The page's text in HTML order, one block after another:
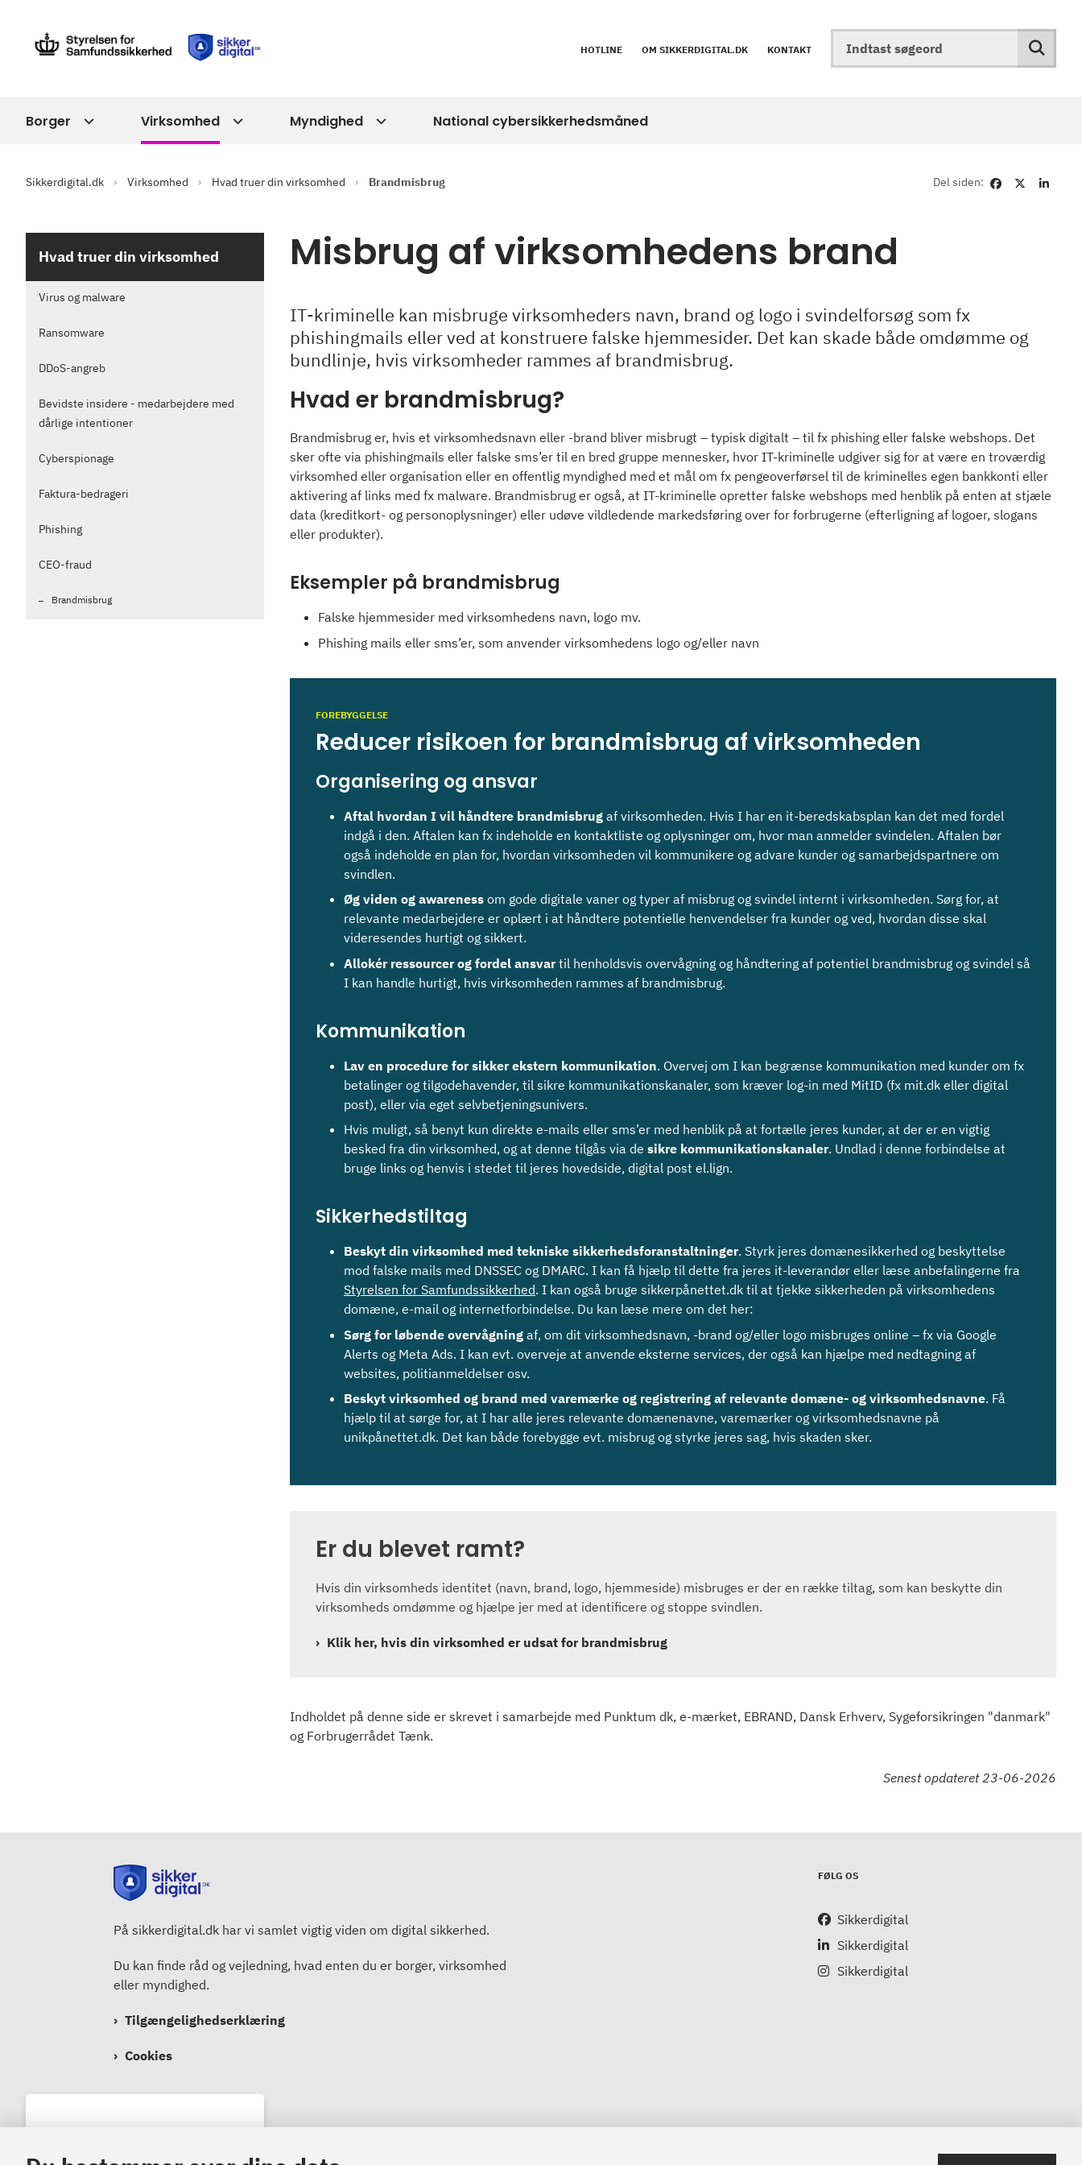
HOTLINE OM SIKKERDIGITAL.DK KONTAKT
Borger Virksomhed Myndighed National cybersikkerhedsmåned
Sikkerdigital.dk Virksomhed Hvad truer din virksomhed Brandmisbrug Del siden:
Hvad truer din virksomhed
Virus og malware
Ransomware
DDoS-angreb
Bevidste insidere - medarbejdere med
dårlige intentioner
Cyberspionage
Faktura-bedrageri
Phishing
CEO-fraud
Brandmisbrug
Misbrug af virksomhedens brand
IT-kriminelle kan misbruge virksomheders navn, brand og logo i svindelforsøg som fx
phishingmails eller ved at konstruere falske hjemmesider. Det kan skade både omdømme og
bundlinje, hvis virksomheder rammes af brandmisbrug.
Hvad er brandmisbrug?
Brandmisbrug er, hvis et virksomhedsnavn eller -brand bliver misbrugt – typisk digitalt – til fx phishing eller falske webshops. Det
sker ofte via phishingmails eller falske sms’er til en bred gruppe mennesker, hvor IT-kriminelle udgiver sig for at være en troværdig
virksomhed eller organisation eller en offentlig myndighed med et mål om fx pengeoverførsel til de kriminelles egen bankkonti eller
aktivering af links med fx malware. Brandmisbrug er også, at IT-kriminelle opretter falske webshops med henblik på enten at stjæle
data (kreditkort- og personoplysninger) eller udøve vildledende markedsføring over for forbrugerne (efterligning af logoer, slogans
eller produkter).
Eksempler på brandmisbrug
Falske hjemmesider med virksomhedens navn, logo mv.
Phishing mails eller sms’er, som anvender virksomhedens logo og/eller navn
FOREBYGGELSE
Reducer risikoen for brandmisbrug af virksomheden
Organisering og ansvar
Aftal hvordan I vil håndtere brandmisbrug af virksomheden. Hvis I har en it-beredskabsplan kan det med fordel
indgå i den. Aftalen kan fx indeholde en kontaktliste og oplysninger om, hvor man anmelder svindelen. Aftalen bør
også indeholde en plan for, hvordan virksomheden vil kommunikere og advare kunder og samarbejdspartnere om
svindlen.
Øg viden og awareness om gode digitale vaner og typer af misbrug og svindel internt i virksomheden. Sørg for, at
relevante medarbejdere er oplært i at håndtere potentielle henvendelser fra kunder og ved, hvordan disse skal
videresendes hurtigt og sikkert.
Allokér ressourcer og fordel ansvartil henholdsvis overvågning og håndtering af potentiel brandmisbrug og svindel så
I kan handle hurtigt, hvis virksomheden rammes af brandmisbrug.
Kommunikation
Lav en procedure for sikker ekstern kommunikation. Overvej om I kan begrænse kommunikation med kunder om fx
betalinger og tilgodehavender, til sikre kommunikationskanaler, som kræver log-in med MitID (fx mit.dk eller digital
post), eller via eget selvbetjeningsunivers.
Hvis muligt, så benyt kun direkte e-mails eller sms’er med henblik på at fortælle jeres kunder, at der er en vigtig
besked fra din virksomhed, og at denne tilgås via de sikre kommunikationskanaler. Undlad i denne forbindelse at
bruge links og henvis i stedet til jeres hovedside, digital post el.lign.
Sikkerhedstiltag
Beskyt din virksomhed med tekniske sikkerhedsforanstaltninger. Styrk jeres domænesikkerhed og beskyttelse
mod falske mails med DNSSEC og DMARC. I kan få hjælp til dette fra jeres it-leverandør eller læse anbefalingerne fra
Styrelsen for Samfundssikkerhed. I kan også bruge sikkerpånettet.dk til at tjekke sikkerheden på virksomhedens
domæne, e-mail og internetforbindelse. Du kan læse mere om det her:
Sørg for løbende overvågning af, om dit virksomhedsnavn, -brand og/eller logo misbruges online – fx via Google
Alerts og Meta Ads. I kan evt. overveje at anvende eksterne services, der også kan hjælpe med nedtagning af
websites, politianmeldelser osv.
Beskyt virksomhed og brand med varemærke og registrering af relevante domæne- og virksomhedsnavne. Få
hjælp til at sørge for, at I har alle jeres relevante domænenavne, varemærker og virksomhedsnavne på
unikpånettet.dk. Det kan både forebygge evt. misbrug og styrke jeres sag, hvis skaden sker.
Er du blevet ramt?
Hvis din virksomheds identitet (navn, brand, logo, hjemmeside) misbruges er der en række tiltag, som kan beskytte din
virksomheds omdømme og hjælpe jer med at identificere og stoppe svindlen.
Klik her, hvis din virksomhed er udsat for brandmisbrug
Indholdet på denne side er skrevet i samarbejde med Punktum dk, e-mærket, EBRAND, Dansk Erhverv, Sygeforsikringen "danmark"
og Forbrugerrådet Tænk.
Senest opdateret 23-06-2026
På sikkerdigital.dk har vi samlet vigtig viden om digital sikkerhed.
Du kan finde råd og vejledning, hvad enten du er borger, virksomhed
eller myndighed.
Tilgængelighedserklæring
Cookies
FØLG OS
Sikkerdigital
Sikkerdigital
Sikkerdigital